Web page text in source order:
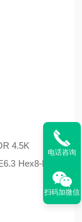
4.5K
Hex8-L49 1
电话咨询
扫码加微信